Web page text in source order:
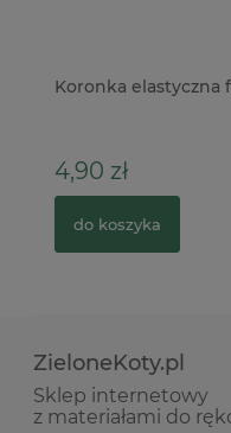
Koronka elastyczna
4,90 zł
do koszyka
ZieloneKoty.pl
Sklep internetowy
z materiałami do